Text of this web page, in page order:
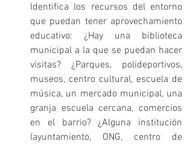
Identifica los recursos del entorno
que puedan tener aprovechamiento
educativo: ¿Hay una biblioteca
municipal a la que se puedan hacer
visitas? ¿Parques, polideportivos,
museos, centro cultural, escuela de
música, un mercado municipal, una
granja escuela cercana, comercios
en el barrio? ¿Alguna institución
(ayuntamiento, ONG, centro de